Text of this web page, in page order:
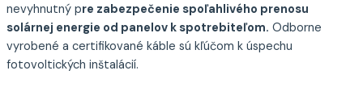
nevyhnutný pre zabezpečenie spoľahlivého prenosu
solárnej energie od panelov k spotrebiteľom. Odborne
vyrobené a certifikované káble sú kľúčom k úspechu
fotovoltických inštalácií.